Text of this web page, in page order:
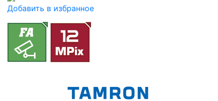
Добавить в избранное